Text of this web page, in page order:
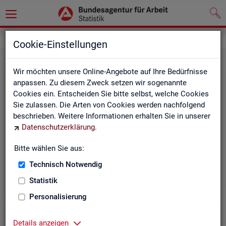
Cookie-Einstellungen
Wir möchten unsere Online-Angebote auf Ihre Bedürfnisse
anpassen. Zu diesem Zweck setzen wir sogenannte
Cookies ein. Entscheiden Sie bitte selbst, welche Cookies
Sie zulassen. Die Arten von Cookies werden nachfolgend
beschrieben. Weitere Informationen erhalten Sie in unserer
Datenschutzerklärung.
Bitte wählen Sie aus:
Technisch Notwendig
Statistik
Personalisierung
Details anzeigen
Me­tho­di­sche Hin­wei­se
Hintergrundinformationen und methodische Hinweise
zu den Fachstatistiken und weiteren Themen, z. B. zur